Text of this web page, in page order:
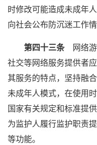
时修改可能造成未成年
向社会公布防沉迷工作
第四十三条网络游
社交等网络服务提供者
其服务的特点，坚持融
未成年人模式，在使用
国家有关规定和标准提
为监护人履行监护职责
等功能。